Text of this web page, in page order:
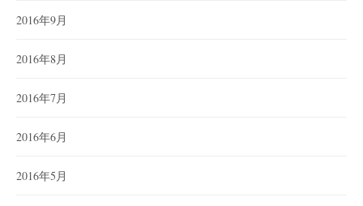
2016年9月
2016年8月
2016年7月
2016年6月
2016年5月